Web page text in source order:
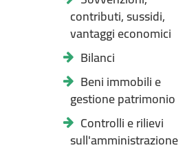
contributi, sussidi,
vantaggi economici
Bilanci
Beni immobili e
gestione patrimonio
Controlli e rilievi
sull'amministrazione